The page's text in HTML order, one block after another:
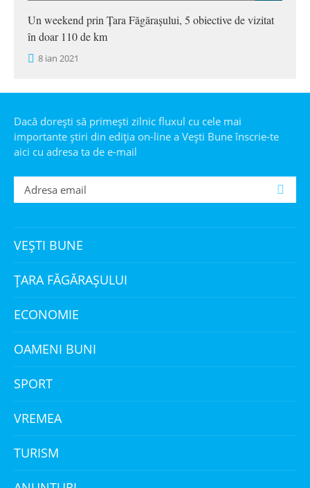
Un weekend prin Țara Făgărașului, 5 obiective de vizitat
în doar 110 de km
8 ian 2021
Dacă dorești să primești zilnic fluxul cu cele mai
importante știri din ediția on-line a Veşti Bune înscrie-te
aici cu adresa ta de e-mail
VEȘTI BUNE
ȚARA FĂGĂRAȘULUI
ECONOMIE
OAMENI BUNI
SPORT
VREMEA
TURISM